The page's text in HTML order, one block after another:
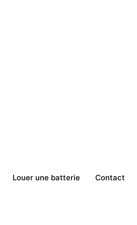
Louer une batterie Contact